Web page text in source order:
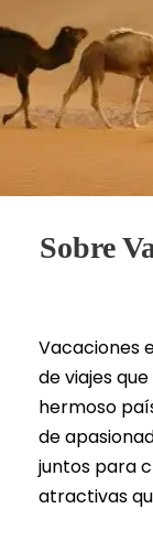
Sobre
Vacaciones
de viajes
hermoso
de
juntos para
atractivas